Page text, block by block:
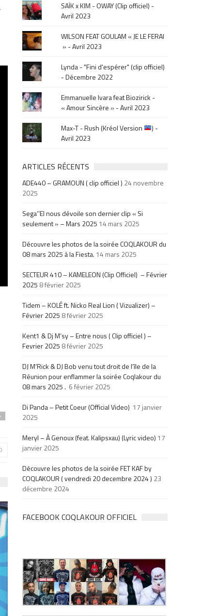
sortie
.
SAÏK x KIM - OWAY (Clip officiel) -
Avril 2023
WILSON FEAT GOULAM « JE LE FERAI
» - Avril 2023
Lynda - "Fini d'espérer" (clip officiel)
- Décembre 2022
Emmanuelle Ivara feat Biozirick -
« Amour Sincère » - Avril 2023
Max-T - Rush (Kréol Version
) -
Avril 2023
ARTICLES RÉCENTS
ADE440 – GRAMOUN ( clip officiel ) 24 novembre
2025
Sega’’El nous dévoile son dernier clip « Si
seulement » – Mars 2025 14 mars 2025
Découvre les photos de la soirée COQLAKOUR du
08 mars 2025 à la Fiesta. 14 mars 2025
SECTEUR 410 – KAMELEON (Clip Officiel) – Février
2025 8 février 2025
Tidem – KOLÉ ft. Nicko Real Lion ( Vizualizer) –
Février 2025 8 février 2025
Kent1 & Dj M’sy – Entre nous ( Clip officiel ) –
Fevrier 2025 8 février 2025
DJ M’Rick & DJ Bob venu tout droit de l’île de la
Réunion pour enflammer la soirée Coqlakour du
08 mars 2025 . 6 février 2025
Di Panda – Petit Coeur (Official Video) 17 janvier
2025
Meryl – À Genoux (feat. Kalipsxau) (Lyric video) 17
janvier 2025
Découvre les photos de la soirée FET KAF by
COQLAKOUR ( vendredi 20 decembre 2024 ) 23
décembre 2024
FACEBOOK COQLAKOUR OFFICIEL